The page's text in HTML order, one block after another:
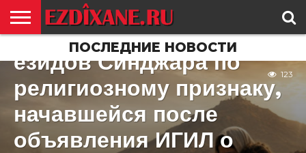
ЕЗИДИЗМ
НОВОСТИ
ИСТОРИЯ
КУЛЬТУРА
КОНТАКТ
ПОСЛЕДНИЕ НОВОСТИ
К 12-й годовщине
кампании геноцида
езидов Синджара по
религиозному признаку,
начавшейся после
объявления ИГИЛ о
123